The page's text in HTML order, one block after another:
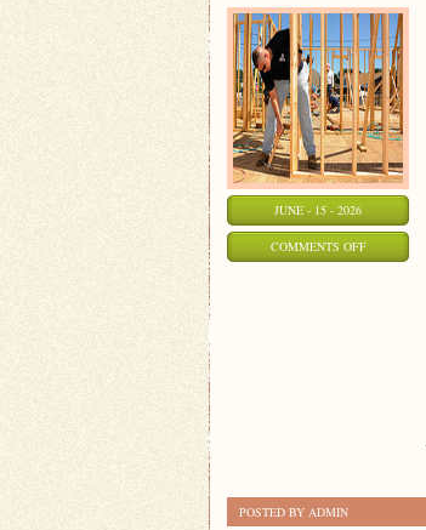
JUNE - 15 - 2026
COMMENTS OFFON
POSTED BY ADMIN